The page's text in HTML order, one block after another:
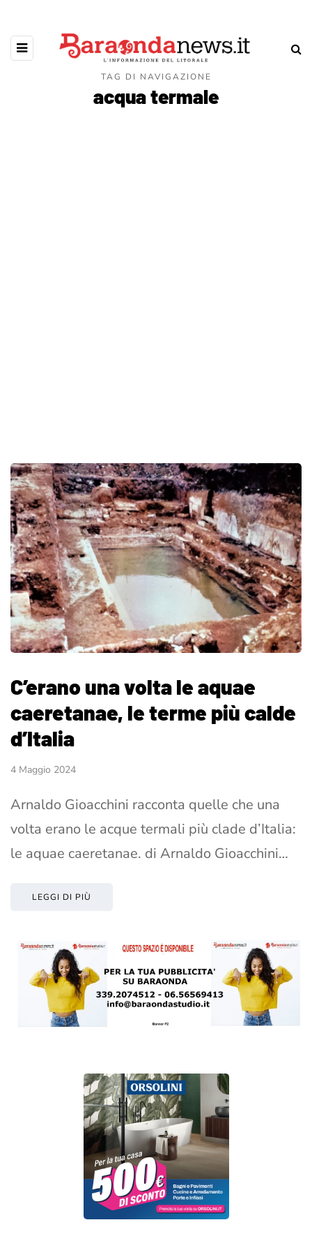
TAG DI NAVIGAZIONE
acqua termale
C’erano una volta le aquae
caeretanae, le terme più calde
d’Italia
4 Maggio 2024
Arnaldo Gioacchini racconta quelle che una
volta erano le acque termali più clade d’Italia:
le aquae caeretanae. di Arnaldo Gioacchini…
LEGGI DI PIÙ